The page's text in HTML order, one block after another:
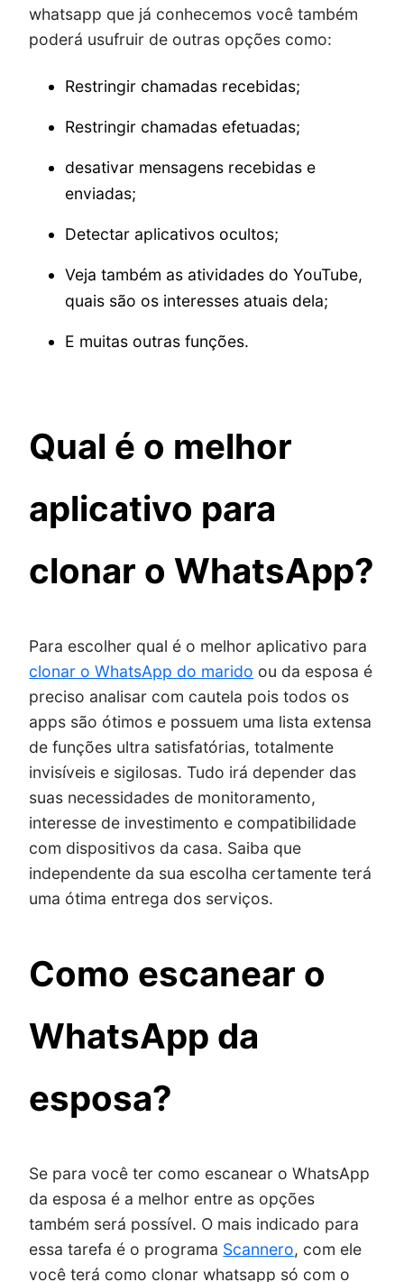
whatsapp que já conhecemos você também
poderá usufruir de outras opções como:
Restringir chamadas recebidas;
Restringir chamadas efetuadas;
desativar mensagens recebidas e
enviadas;
Detectar aplicativos ocultos;
Veja também as atividades do YouTube,
quais são os interesses atuais dela;
E muitas outras funções.
Qual é o melhor
aplicativo para
clonar o WhatsApp?
Para escolher qual é o melhor aplicativo para
clonar o WhatsApp do marido ou da esposa é
preciso analisar com cautela pois todos os
apps são ótimos e possuem uma lista extensa
de funções ultra satisfatórias, totalmente
invisíveis e sigilosas. Tudo irá depender das
suas necessidades de monitoramento,
interesse de investimento e compatibilidade
com dispositivos da casa. Saiba que
independente da sua escolha certamente terá
uma ótima entrega dos serviços.
Como escanear o
WhatsApp da
esposa?
Se para você ter como escanear o WhatsApp
da esposa é a melhor entre as opções
também será possível. O mais indicado para
essa tarefa é o programa Scannero, com ele
você terá como clonar whatsapp só com o